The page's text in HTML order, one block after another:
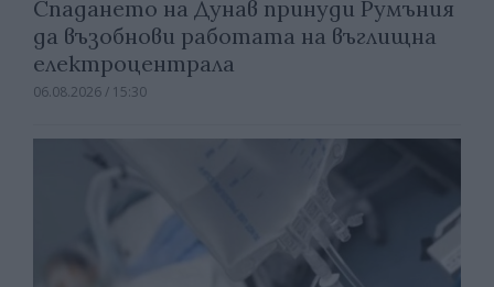
Спадането на Дунав принуди Румъния
да възобнови работата на въглищна
електроцентрала
06.08.2026 / 15:30